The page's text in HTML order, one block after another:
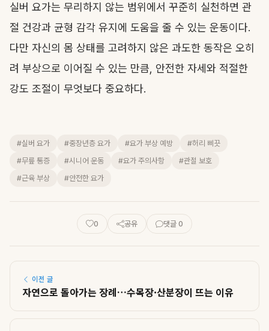
실버 요가는 무리하지 않는 범위에서 꾸준히 실천하면 관
절 건강과 균형 감각 유지에 도움을 줄 수 있는 운동이다.
다만 자신의 몸 상태를 고려하지 않은 과도한 동작은 오히
려 부상으로 이어질 수 있는 만큼, 안전한 자세와 적절한
강도 조절이 무엇보다 중요하다.
#실버 요가 #중장년층 요가 #요가 부상 예방
#허리 삐끗
#무릎 통증
#시니어 운동 #요가 주의사항
#관절 보호
#근육 부상
#안전한 요가
0 공유 댓글 0
이전 글
자연으로 돌아가는 장례…수목장·산분장이 뜨는 이유